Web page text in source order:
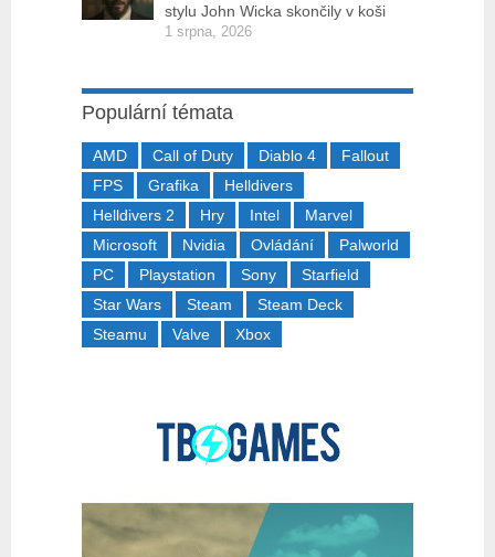
stylu John Wicka skončily v koši
1 srpna, 2026
Populární témata
AMD Call of Duty Diablo 4
Fallout
FPS
Grafika
Helldivers
Helldivers 2
Hry Intel
Marvel
Microsoft
Nvidia Ovládání
Palworld
PC
Playstation Sony
Starfield
Star Wars
Steam
Steam Deck
Steamu
Valve Xbox